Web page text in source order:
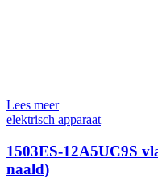
Lees meer
elektrisch apparaat
1503ES-12A5UC9S
naald)